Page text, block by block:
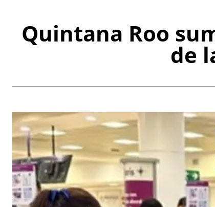
Quintana Roo
de